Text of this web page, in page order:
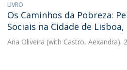
LIVRO
Os Caminhos da Pobreza:
Sociais na Cidade de Lisboa,
Ana Oliveira (with Castro, Aexandra).